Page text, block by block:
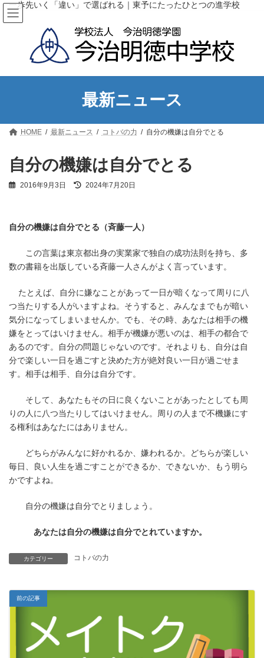
コ
ン
テ
キ
ナ
ビ
ゲ
に
一歩先いく「違い」で選ばれる｜東予にたったひとつの進学校
最新ニュース
HOME 最新ニュース コトバの力 自分の機嫌は自分でとる
自分の機嫌は自分でとる
2016年9月3日
最
日
2024年7月20日
自分の機嫌は自分でとる（斉藤一人）
この言葉は東京都出身の実業家で独自の成功法則を持ち、多
数の書籍を出版している斉藤一人さんがよく言っています。
たとえば、自分に嫌なことがあって一日が暗くなって周りに八
つ当たりする人がいますよね。そうすると、みんなまでもが暗い
気分になってしまいませんか。でも、その時、あなたは相手の機
嫌をとってはいけません。相手が機嫌が悪いのは、相手の都合で
あるのです。自分の問題じゃないのです。それよりも、自分は自
分で楽しい一日を過ごすと決めた方が絶対良い一日が過ごせま
す。相手は相手、自分は自分です。
そして、あなたもその日に良くないことがあったとしても周
りの人に八つ当たりしてはいけません。周りの人まで不機嫌にす
る権利はあなたにはありません。
どちらがみんなに好かれるか、嫌われるか。どちらが楽しい
毎日、良い人生を過ごすことができるか、できないか、もう明ら
かですよね。
自分の機嫌は自分でとりましょう。
あなたは自分の機嫌は自分でとれていますか。
カテゴリー コトバの力
前の記事